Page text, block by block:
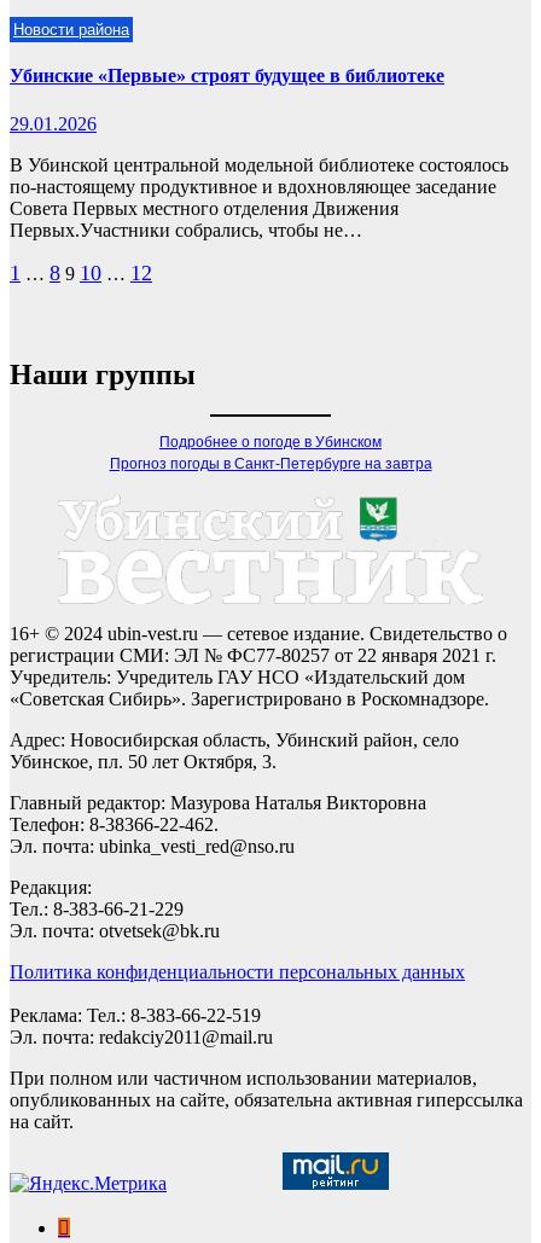
Новости района
Убинские «Первые» строят будущее в библиотеке
29.01.2026
В Убинской центральной модельной библиотеке состоялось
по-настоящему продуктивное и вдохновляющее заседание
Совета Первых местного отделения Движения
Первых.Участники собрались, чтобы не…
Пагинация
1 … 8 9 10 … 12
Наши группы
Подробнее о погоде в Убинском
Прогноз погоды в Санкт-Петербурге на завтра
16+ © 2024 ubin-vest.ru — сетевое издание. Свидетельство о
регистрации СМИ: ЭЛ № ФС77-80257 от 22 января 2021 г.
Учредитель: Учредитель ГАУ НСО «Издательский дом
«Советская Сибирь». Зарегистрировано в Роскомнадзоре.
Адрес: Новосибирская область, Убинский район, село
Убинское, пл. 50 лет Октября, 3.
Главный редактор: Мазурова Наталья Викторовна
Телефон: 8-38366-22-462.
Эл. почта: ubinka_vesti_red@nso.ru
Редакция:
Тел.: 8-383-66-21-229
Эл. почта: otvetsek@bk.ru
Политика конфиденциальности персональных данных
Реклама: Тел.: 8-383-66-22-519
Эл. почта: redakciy2011@mail.ru
При полном или частичном использовании материалов,
опубликованных на сайте, обязательна активная гиперссылка
на сайт.